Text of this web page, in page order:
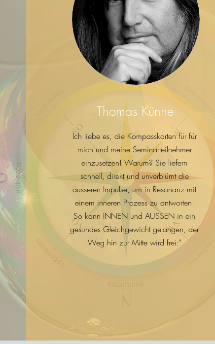
Thomas Künne
Ich liebe es, die Kompasskarten für für
mich und meine Seminarteilnehmer
einzusetzen! Warum? Sie liefern
schnell, direkt und unverblümt die
äusseren Impulse, um in Resonanz mit
einem inneren Prozess zu antworten.
So kann INNEN und AUSSEN in ein
gesundes Gleichgewicht gelangen, der
Weg hin zur Mitte wird frei:"